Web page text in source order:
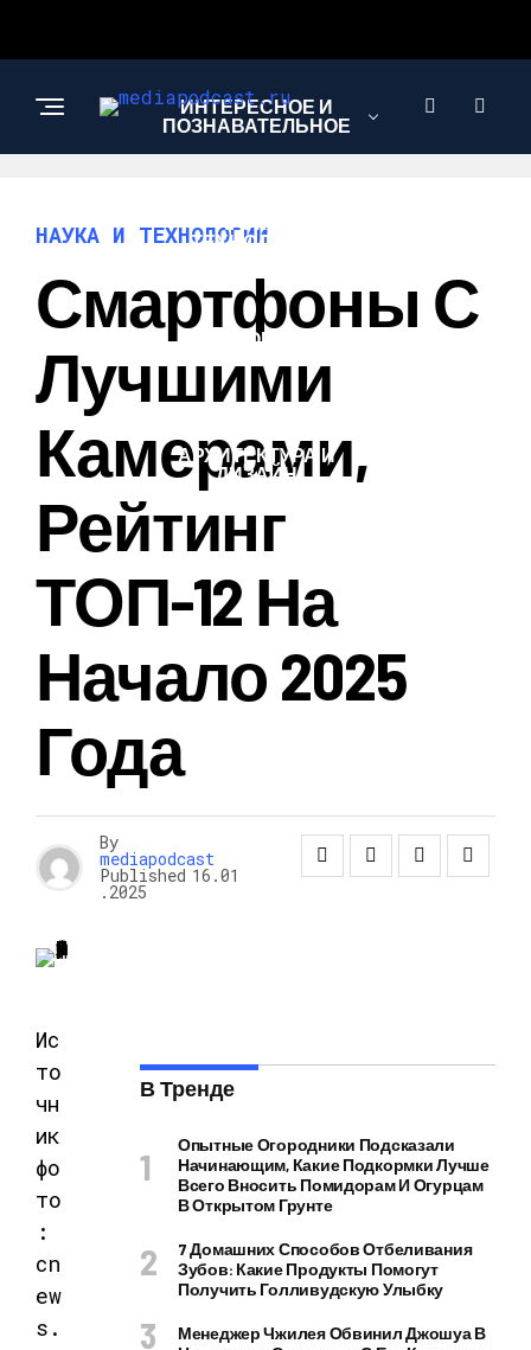
ИНТЕРЕСНОЕ И
ПОЗНАВАТЕЛЬНОЕ
НАУКА И
ТЕХНОЛОГИИ
ЗДОРОВЬЕ И
АРХИТЕКТУРА И
ДИЗАЙН
НАУКА И ТЕХНОЛОГИИ
Смартфоны С
Лучшими
Камерами,
Рейтинг
ТОП-12 На
Начало 2025
Года
By
mediapodcast
Published 16.01
.2025
Ис
то
чн
ик
фо
то
:
cn
ew
s.
В Тренде
Опытные Огородники Подсказали
Начинающим, Какие Подкормки Лучше
Всего Вносить Помидорам И Огурцам
В Открытом Грунте
7 Домашних Способов Отбеливания
Зубов: Какие Продукты Помогут
Получить Голливудскую Улыбку
Менеджер Чжилея Обвинил Джошуа В